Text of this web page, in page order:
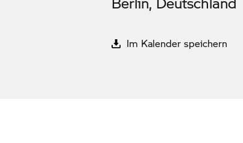
Im Kalender speichern